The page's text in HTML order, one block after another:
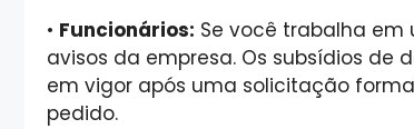
• Funcionários: Se você trabalha
avisos da empresa. Os subsídios
em vigor após uma solicitação
pedido.